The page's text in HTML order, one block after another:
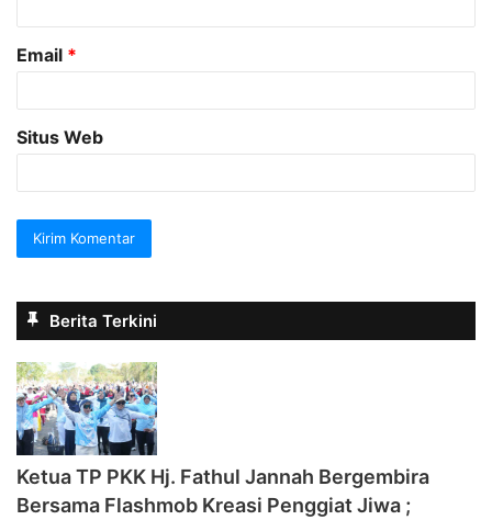
Email *
Situs Web
Berita Terkini
‎Ketua TP PKK Hj. Fathul Jannah Bergembira
Bersama Flashmob Kreasi Penggiat Jiwa ;